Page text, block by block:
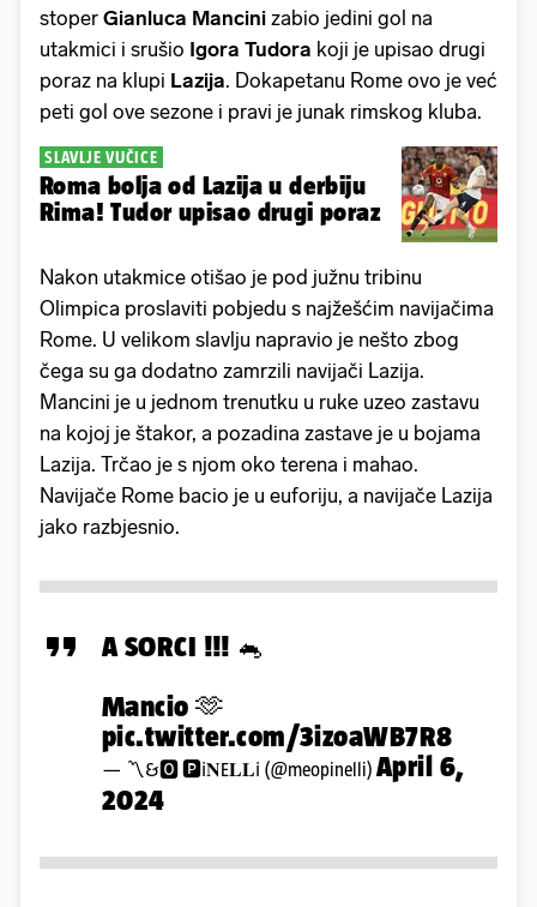
stoper Gianluca Mancini zabio jedini gol na
utakmici i srušio Igora Tudora koji je upisao drugi
poraz na klupi Lazija. Dokapetanu Rome ovo je već
peti gol ove sezone i pravi je junak rimskog kluba.
SLAVLJE VUČICE
Roma bolja od Lazija u derbiju
Rima! Tudor upisao drugi poraz
Nakon utakmice otišao je pod južnu tribinu
Olimpica proslaviti pobjedu s najžešćim navijačima
Rome. U velikom slavlju napravio je nešto zbog
čega su ga dodatno zamrzili navijači Lazija.
Mancini je u jednom trenutku u ruke uzeo zastavu
na kojoj je štakor, a pozadina zastave je u bojama
Lazija. Trčao je s njom oko terena i mahao.
Navijače Rome bacio je u euforiju, a navijače Lazija
jako razbjesnio.
A SORCI !!! 🐁
Mancio 🫶
pic.twitter.com/3izoaWB7R8
— 〽️&🅾️ 🅿️ℹ️𝐍E𝐋𝐋ℹ️ (@meopinelli) April 6,
2024